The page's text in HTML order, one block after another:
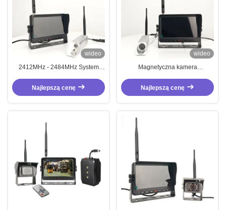
wideo
2412MHz - 2484MHz System
wózków widłowych 7 cali Kamera
bezprzewodowa z tyłu
Najlepszą cenę
wideo
Magnetyczna kamera
2484MHz Bezprzewodowa
kamera monitorująca dla
Najlepszą cenę